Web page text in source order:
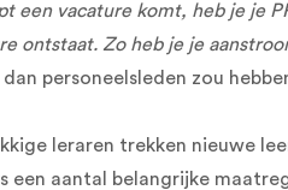
een vacature komt, heb je je
ontstaat. Zo heb je je
personeelsleden zou
leraren trekken nieuwe
aantal belangrijke